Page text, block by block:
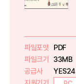
파일포맷
PDF
파일크기
33MB
공급사
YES24